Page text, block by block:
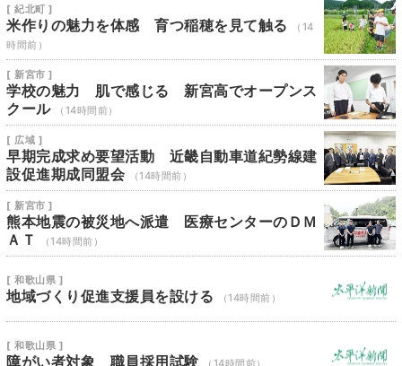
[ 紀北町 ]
米作りの魅力を体感 育つ稲穂を見て触る
（14
時間前）
[ 新宮市 ]
学校の魅力 肌で感じる 新宮高でオープンス
クール
（14時間前）
[ 広域 ]
早期完成求め要望活動 近畿自動車道紀勢線建
設促進期成同盟会
（14時間前）
[ 新宮市 ]
熊本地震の被災地へ派遣 医療センターのＤＭ
ＡＴ
（14時間前）
[ 和歌山県 ]
地域づくり促進支援員を設ける （14時間前）
[ 和歌山県 ]
障がい者対象 職員採用試験 （14時間前）